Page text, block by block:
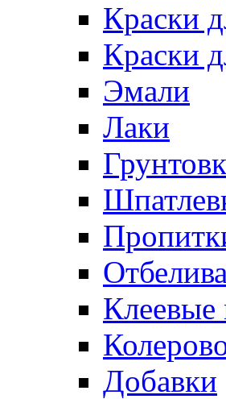
Краски
Краски
Эмали
Лаки
Клеевые
Добавки